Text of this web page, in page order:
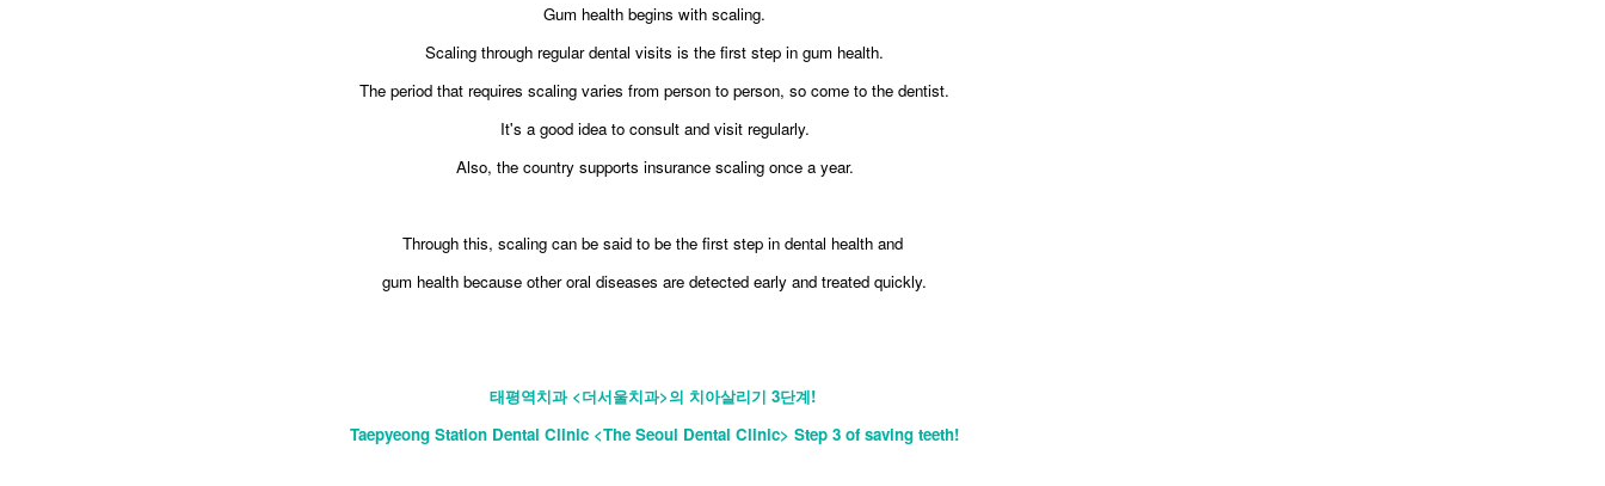
​Gum health begins with scaling.
Scaling through regular dental visits is the first step in gum health.
The period that requires scaling varies from person to person, so come to the dentist.
It's a good idea to consult and visit regularly.
Also, the country supports insurance scaling once a year.
Through this, scaling can be said to be the first step in dental health and
gum health because other oral diseases are detected early and treated quickly.
태평역치과 <더서울치과>의 치아살리기 3단계!
​Taepyeong Station Dental Clinic <The Seoul Dental Clinic> Step 3 of saving teeth!